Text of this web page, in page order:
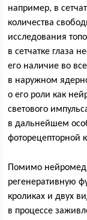
например, в
количества
исследования
в сетчатке глаза
его наличие во
в наружном
о его роли как
светового
в дальнейшем
фоторецепторной
Помимо
регенеративную
кроликах и двух
в процессе